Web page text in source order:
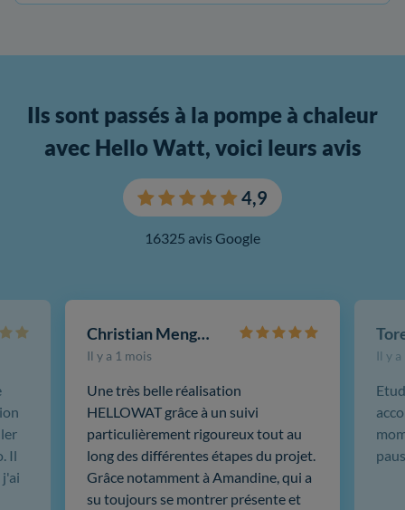
Ils sont passés à la pompe à chaleur
avec Hello Watt, voici leurs avis
4,9
16325 avis Google
Christian Mengotti
Il y a 1 mois
Une très belle réalisation
HELLOWAT grâce à un suivi
particulièrement rigoureux tout au
long des différentes étapes du projet.
Grâce notamment à Amandine, qui a
su toujours se montrer présente et
Il y
Il